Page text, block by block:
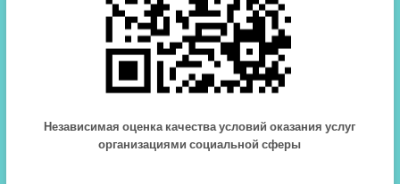
Независимая оценка качества условий оказания услуг
организациями социальной сферы